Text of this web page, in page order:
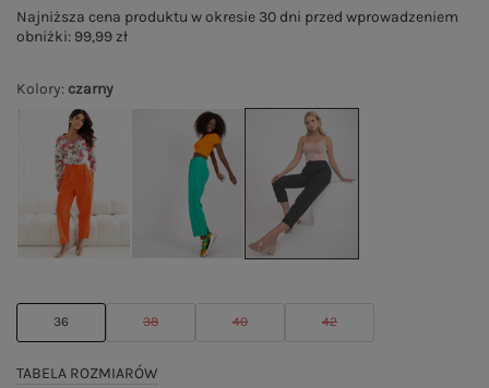
Kolory: czarny
36 38 40 42
TABELA ROZMIARÓW
Najniższa cena produktu w okresie 30 dni przed wprowadzeniem
obniżki: 99,99 zł